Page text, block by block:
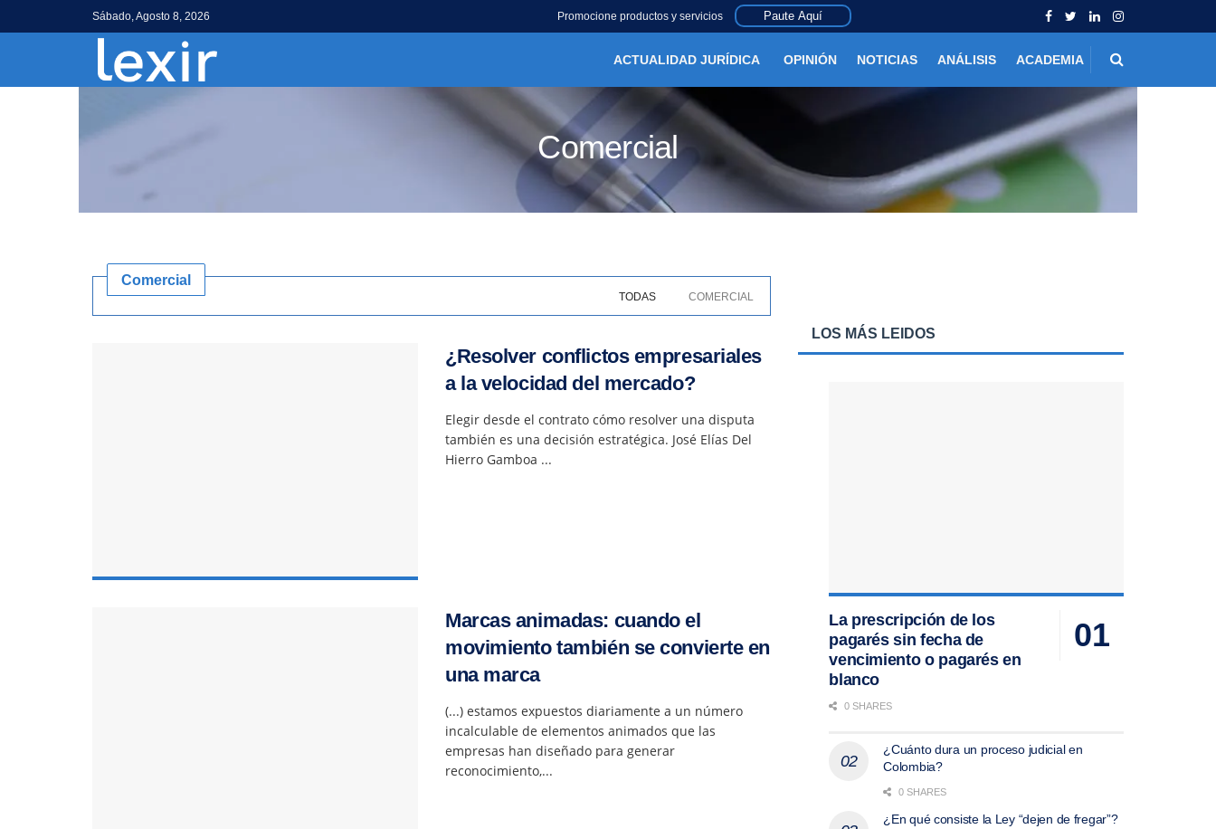
Sábado, Agosto 8, 2026 Promocione productos y servicios Paute Aquí
ACTUALIDAD JURÍDICA OPINIÓN NOTICIAS ANÁLISIS ACADEMIA
Comercial
Comercial
TODAS COMERCIAL
¿Resolver conflictos empresariales
a la velocidad del mercado?
Elegir desde el contrato cómo resolver una disputa
también es una decisión estratégica. José Elías Del
Hierro Gamboa ...
Marcas animadas: cuando el
movimiento también se convierte en
una marca
(...) estamos expuestos diariamente a un número
incalculable de elementos animados que las
empresas han diseñado para generar
reconocimiento,...
LOS MÁS LEIDOS
La prescripción de los
pagarés sin fecha de
vencimiento o pagarés en
blanco
0 SHARES
¿Cuánto dura un proceso judicial en
Colombia?
0 SHARES
¿En qué consiste la Ley “dejen de fregar”?